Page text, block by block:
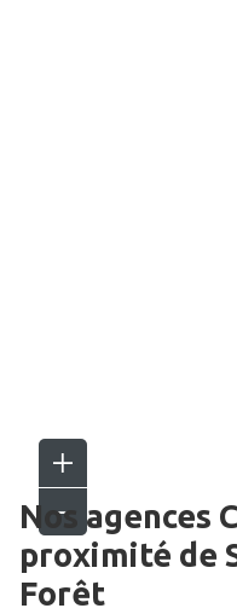
Nos agences
proximité de
Forêt